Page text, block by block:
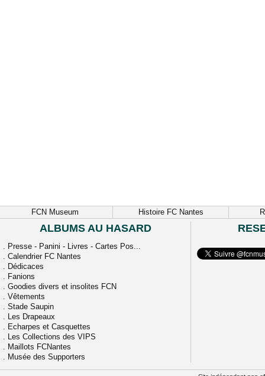
FCN Museum Histoire FC Nantes
ALBUMS AU HASARD
. Presse - Panini - Livres - Cartes Pos...
. Calendrier FC Nantes
. Dédicaces
. Fanions
. Goodies divers et insolites FCN
. Vêtements
. Stade Saupin
. Les Drapeaux
. Echarpes et Casquettes
. Les Collections des VIPS
. Maillots FCNantes
. Musée des Supporters